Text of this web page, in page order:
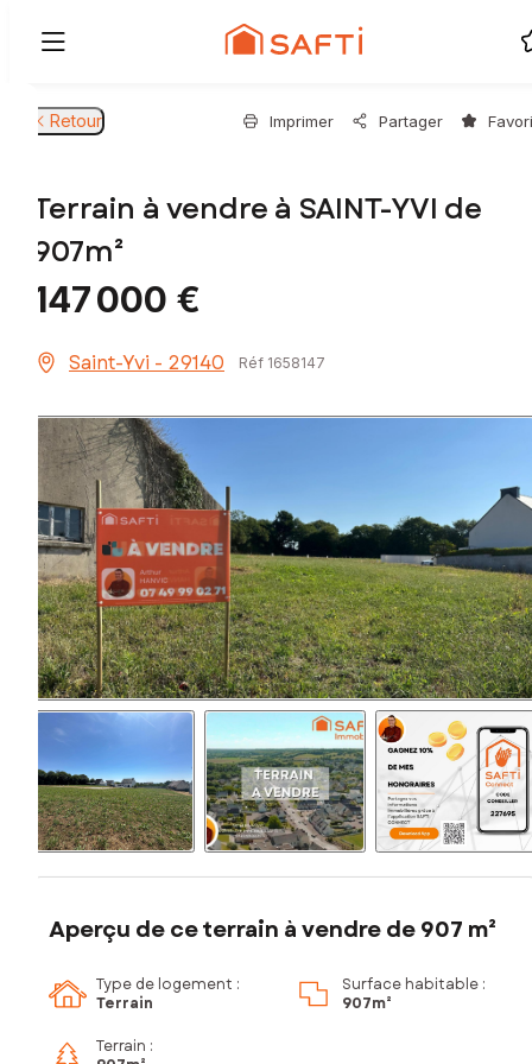
Retour Imprimer Partager
Terrain à vendre à SAINT-YVI de
907m²
147 000 €
Saint-Yvi - 29140 Réf 1658147
Aperçu de ce terrain à vendre de 907 m²
Type de logement :
Terrain
Surface habitable :
907m²
Terrain :